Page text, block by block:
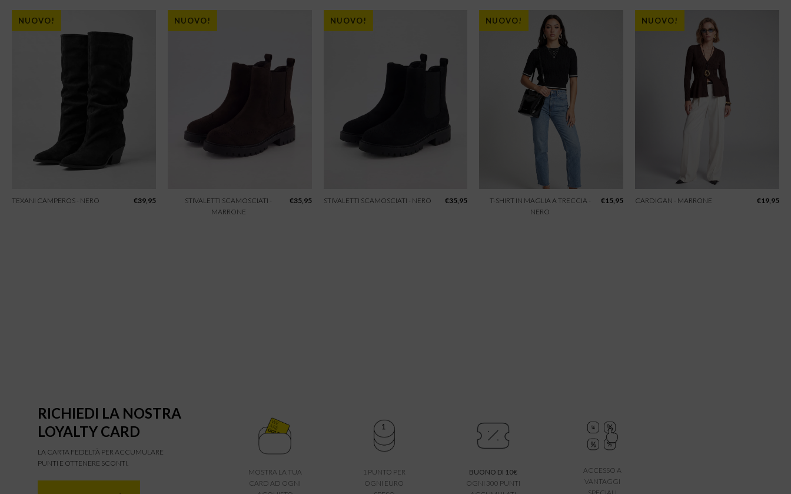
NUOVO!
TEXANI CAMPEROS - NERO €39,95
NUOVO!
STIVALETTI SCAMOSCIATI -
MARRONE
€35,95
NUOVO!
STIVALETTI SCAMOSCIATI - NERO €35,95
NUOVO!
T-SHIRT IN MAGLIA A TRECCIA -
NERO
€15,95
NUOVO!
CARDIGAN - MARRONE €19,95
RICHIEDI LA NOSTRA
LOYALTY CARD
LA CARTA FEDELTÀ PER ACCUMULARE
PUNTI E OTTENERE SCONTI.
MOSTRA LA TUA
CARD AD OGNI
1 PUNTO PER
OGNI EURO
BUONO DI 10€
OGNI 300 PUNTI
ACCESSO A
VANTAGGI
SPECIALI